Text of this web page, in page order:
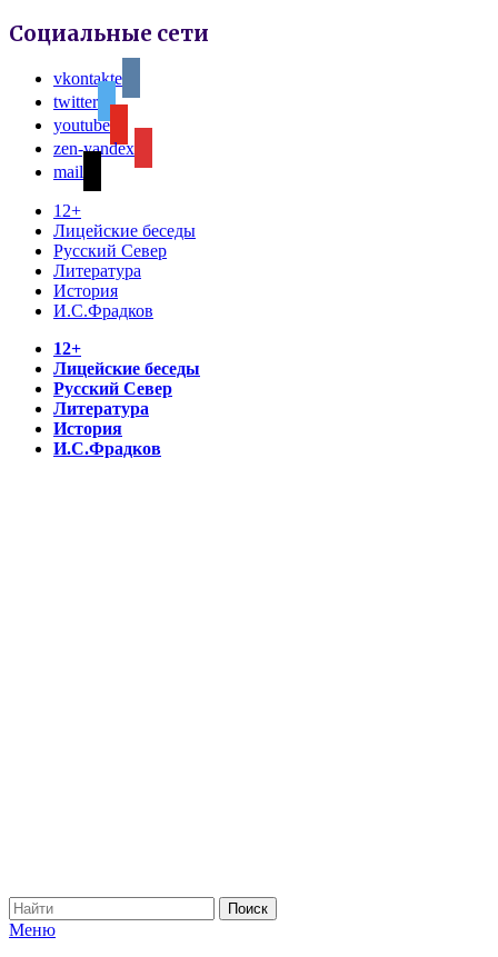
Социальные сети
vkontakte
twitter
youtube
zen-yandex
mail
12+
Лицейские беседы
Русский Север
Литература
История
И.С.Фрадков
12+
Лицейские беседы
Русский Север
Литература
История
И.С.Фрадков
Меню